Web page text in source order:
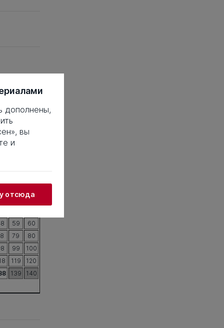
19
20
59
60
79
80
99
100
119
120
139
140
дополнены,
вы
и
отсюда